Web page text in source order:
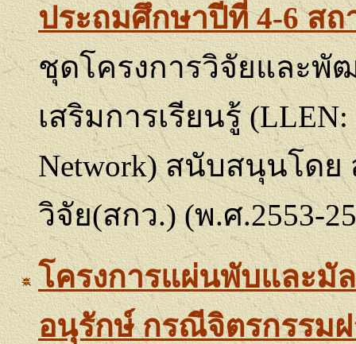
ประถมศึกษาปีที่ 4-6 ส
ชุดโครงการวิจัยและพั
เสริมการเรียนรู้ (LLEN:
Network)สนับสนุนโดย
วิจัย(สกว.) (พ.ศ.2553-
โครงการแผ่นพับและมัล
อนุรักษ์ กรณีจิตรกรรมฝ